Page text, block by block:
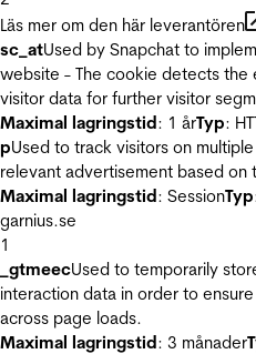
Läs mer om den här leverantören
sc_atUsed by Snapchat to
website - The cookie detects
visitor data for further visitor
Maximal lagringstid: 1 årTyp:
pUsed to track visitors on
relevant advertisement based on
Maximal lagringstid: SessionTyp
garnius.se
1
_gtmeecUsed to temporarily
interaction data in order to
across page loads.
Maximal lagringstid: 3 månader